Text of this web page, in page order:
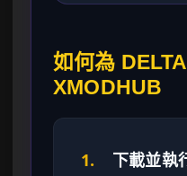
如何為
XMODHUB
1. 下載並執